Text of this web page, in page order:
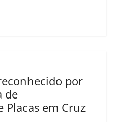
por
de
Placas em Cruz